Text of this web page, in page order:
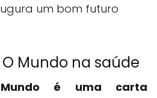
um bom futuro
Mundo na saúde
é uma carta